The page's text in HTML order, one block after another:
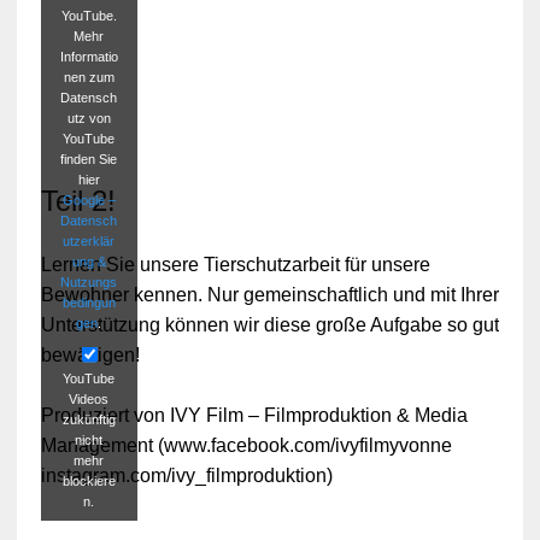
YouTube.
Mehr
Informatio
nen zum
Datensch
utz von
YouTube
finden Sie
hier
Google –
Datensch
utzerklär
ung &
Nutzungs
bedingun
gen.
YouTube
Videos
zukünftig
nicht
mehr
blockiere
n.
Teil 2!
Lernen Sie unsere Tierschutzarbeit für unsere
Bewohner kennen. Nur gemeinschaftlich und mit Ihrer
Unterstützung können wir diese große Aufgabe so gut
bewältigen!
Produziert von IVY Film – Filmproduktion & Media
Management (www.facebook.com/ivyfilmyvonne
instagram.com/ivy_filmproduktion)